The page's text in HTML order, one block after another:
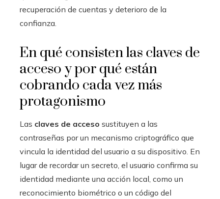
recuperación de cuentas y deterioro de la
confianza.
En qué consisten las claves de
acceso y por qué están
cobrando cada vez más
protagonismo
Las claves de acceso sustituyen a las
contraseñas por un mecanismo criptográfico que
vincula la identidad del usuario a su dispositivo. En
lugar de recordar un secreto, el usuario confirma su
identidad mediante una acción local, como un
reconocimiento biométrico o un código del